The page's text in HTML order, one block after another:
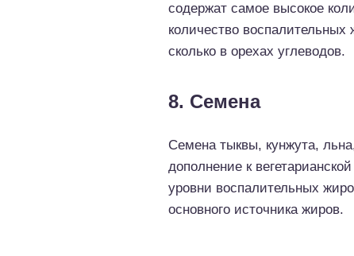
содержат самое высокое
количество
сколько в орехах углеводов.
8. Семена
Семена тыквы, кунжута,
дополнение к
уровни воспалительных
основного источника жиров.